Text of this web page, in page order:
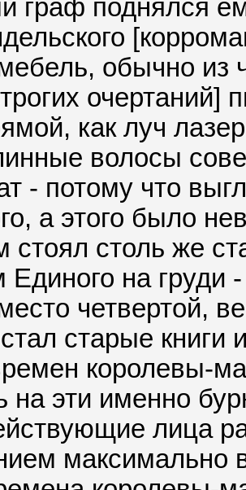
поднялся
обычно из
очертаний]
как луч
волосы
- потому что
а этого было
стоял столь же
Единого на
четвертой,
старые
королевы-
на эти именно
лица
максимально